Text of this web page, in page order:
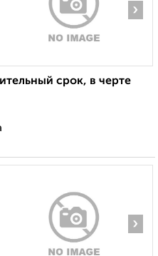
›
срок, в черте
›